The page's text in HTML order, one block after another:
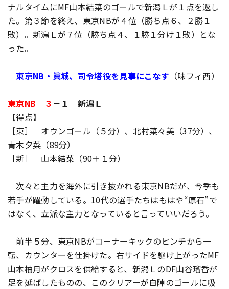
ナルタイムにMF山本結菜のゴールで新潟Ｌが１点を返し
た。第３節を終え、東京NBが４位（勝ち点６、２勝１
敗）。新潟Ｌが７位（勝ち点４、１勝１分け１敗）とな
った。
東京NB・眞城、司令塔役を見事にこなす （味フィ西）
東京NB ３ －１ 新潟Ｌ
【得点】
［東］ オウンゴール（５分）、北村菜々美（37分）、
青木夕菜（89分）
［新］ 山本結菜（90＋１分）
次々と主力を海外に引き抜かれる東京NBだが、今季も
若手が躍動している。10代の選手たちはもはや“原石”で
はなく、立派な主力となっていると言っていいだろう。
前半５分、東京NBがコーナーキックのピンチから一
転、カウンターを仕掛けた。右サイドを駆け上がったMF
山本柚月がクロスを供給すると、新潟ＬのDF山谷瑠香が
足を延ばしたものの、このクリアーが自陣のゴールに吸